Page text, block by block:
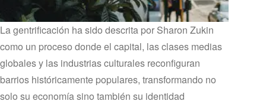
La gentrificación ha sido descrita por Sharon Zukin
como un proceso donde el capital, las clases medias
globales y las industrias culturales reconfiguran
barrios históricamente populares, transformando no
solo su economía sino también su identidad